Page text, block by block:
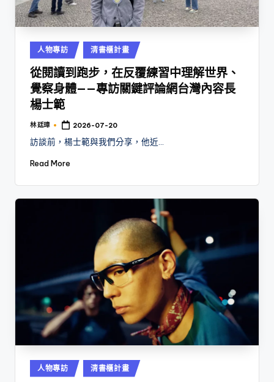
Posted
in
人物專訪 清書櫃計畫
從閱讀到跑步，在反覆練習中理解世界、
覺察身體——專訪關鍵評論網台灣內容長
楊士範
Posted
林 廷璋 2026-07-20
訪談前，楊士範與我們分享，他近…
Read More
Posted
in
人物專訪 清書櫃計畫